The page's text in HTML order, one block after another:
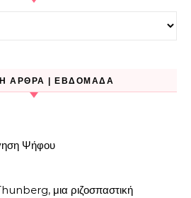
ΆΡΘΡΑ | ΕΒΔΟΜΆΔΑ
Ψήφου
μια ριζοσπαστική